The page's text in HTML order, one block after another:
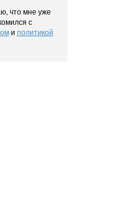
что мне уже
с
и политикой